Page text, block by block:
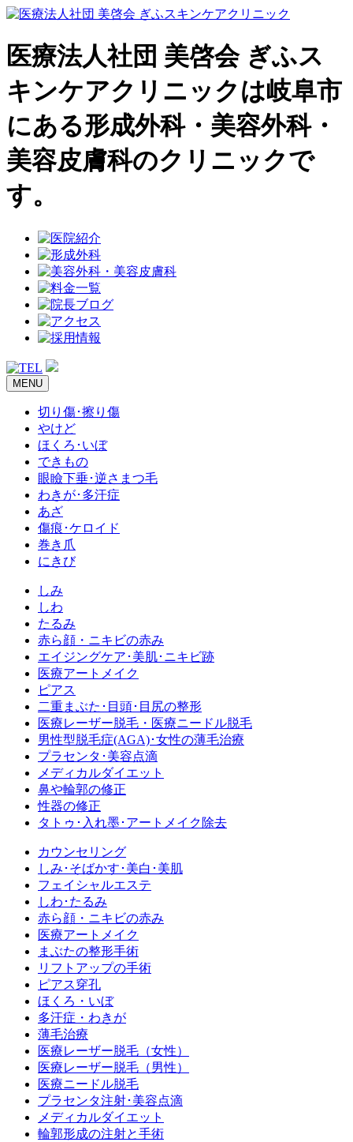
医療法人社団 美啓会 ぎふス
キンケアクリニックは岐阜市
にある形成外科・美容外科・
美容皮膚科のクリニックで
す。
MENU
切り傷･擦り傷
やけど
ほくろ･いぼ
できもの
眼瞼下垂･逆さまつ毛
わきが･多汗症
あざ
傷痕･ケロイド
巻き爪
にきび
しみ
しわ
たるみ
赤ら顔・ニキビの赤み
エイジングケア･美肌･ニキビ跡
医療アートメイク
ピアス
二重まぶた･目頭･目尻の整形
医療レーザー脱毛・医療ニードル脱毛
男性型脱毛症(AGA)･女性の薄毛治療
プラセンタ･美容点滴
メディカルダイエット
鼻や輪郭の修正
性器の修正
タトゥ･入れ墨･アートメイク除去
カウンセリング
しみ･そばかす･美白･美肌
フェイシャルエステ
しわ･たるみ
赤ら顔・ニキビの赤み
医療アートメイク
まぶたの整形手術
リフトアップの手術
ピアス穿孔
ほくろ・いぼ
多汗症・わきが
薄毛治療
医療レーザー脱毛（女性）
医療レーザー脱毛（男性）
医療ニードル脱毛
プラセンタ注射･美容点滴
メディカルダイエット
輪郭形成の注射と手術